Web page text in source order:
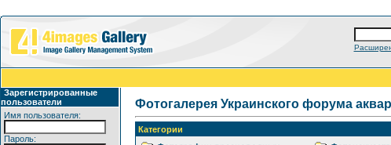
Зарегистрированные
пользователи
Имя пользователя:
Пароль:
Фотогалерея Украинского форума
Категории